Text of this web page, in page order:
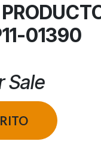
01390
Sale